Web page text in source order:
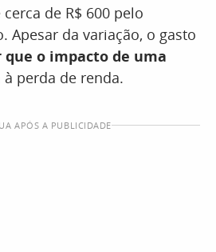
de R$ 600 pelo
Apesar da variação, o gasto
que o impacto de uma
à perda de renda.
APÓS A PUBLICIDADE